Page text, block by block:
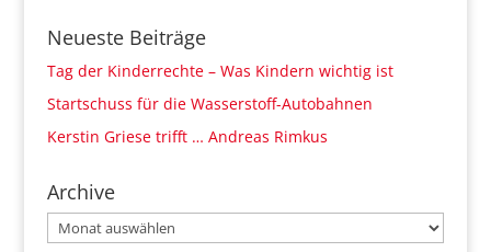
Neueste Beiträge
Tag der Kinderrechte – Was Kindern wichtig ist
Startschuss für die Wasserstoff-Autobahnen
Kerstin Griese trifft … Andreas Rimkus
Archive
Archive